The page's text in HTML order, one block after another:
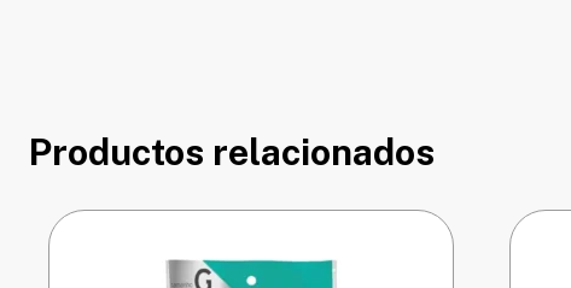
Productos relacionados